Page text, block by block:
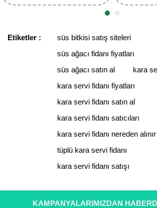
Etiketler :
süs bitkisi satış siteleri
süs ağacı fidanı fiyatları
süs ağacı satın al
kara
kara servi fidanı fiyatları
kara servi fidanı satın al
kara servi fidanı satıcıları
kara servi fidanı nereden alınır
tüplü kara servi fidanı
kara servi fidanı satışı
KAMPANYALARIMIZDAN